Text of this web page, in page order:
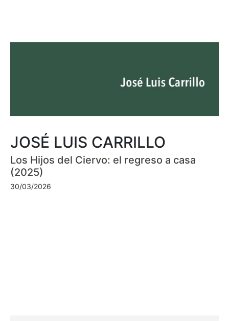
JOSÉ LUIS CARRILLO
Los Hijos del Ciervo: el regreso a casa
(2025)
30/03/2026